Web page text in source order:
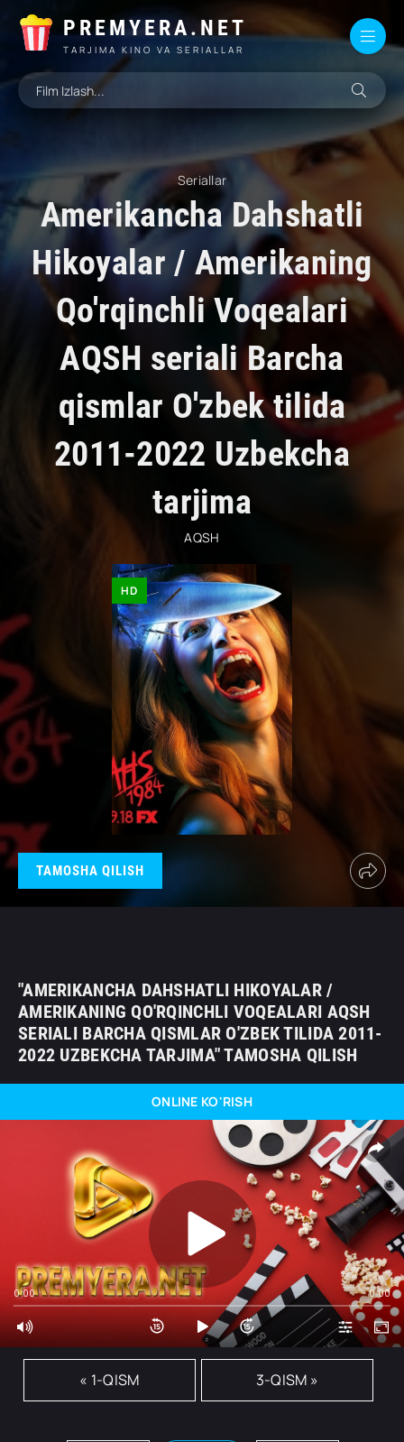
PREMYERA.NET
TARJIMA KINO VA SERIALLAR
Seriallar
Amerikancha Dahshatli
Hikoyalar / Amerikaning
Qo'rqinchli Voqealari
AQSH seriali Barcha
qismlar O'zbek tilida
2011-2022 Uzbekcha
tarjima
AQSH
HD
TAMOSHA QILISH
"AMERIKANCHA DAHSHATLI HIKOYALAR /
AMERIKANING QO'RQINCHLI VOQEALARI AQSH
SERIALI BARCHA QISMLAR O'ZBEK TILIDA 2011-
2022 UZBEKCHA TARJIMA" TAMOSHA QILISH
ONLINE KO'RISH
0:00 0:00
« 1-QISM 3-QISM »